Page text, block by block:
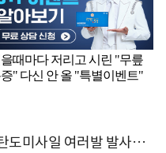
도미사일 여러발 발사…